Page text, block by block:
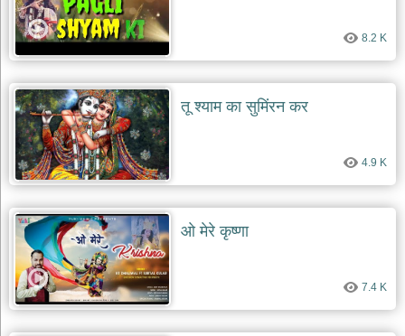
8.2 K
तू श्याम का सुमिंरन कर
4.9 K
ओ मेरे कृष्णा
7.4 K